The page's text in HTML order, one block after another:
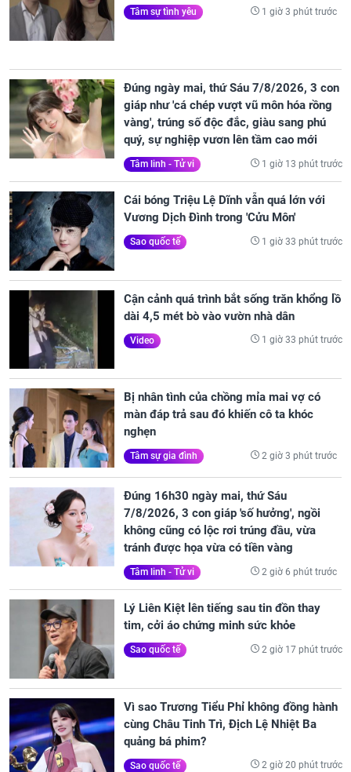
Tâm sự tình yêu 1 giờ 3 phút trước
Đúng ngày mai, thứ Sáu 7/8/2026, 3 con
giáp như 'cá chép vượt vũ môn hóa rồng
vàng', trúng số độc đắc, giàu sang phú
quý, sự nghiệp vươn lên tầm cao mới
Tâm linh - Tử vi 1 giờ 13 phút trước
Cái bóng Triệu Lệ Dĩnh vẫn quá lớn với
Vương Dịch Đình trong 'Cửu Môn'
Sao quốc tế 1 giờ 33 phút trước
Cận cảnh quá trình bắt sống trăn khổng lồ
dài 4,5 mét bò vào vườn nhà dân
Video 1 giờ 33 phút trước
Bị nhân tình của chồng mỉa mai vợ có
màn đáp trả sau đó khiến cô ta khóc
nghẹn
Tâm sự gia đình 2 giờ 3 phút trước
Đúng 16h30 ngày mai, thứ Sáu
7/8/2026, 3 con giáp 'số hưởng', ngồi
không cũng có lộc rơi trúng đầu, vừa
tránh được họa vừa có tiền vàng
Tâm linh - Tử vi 2 giờ 6 phút trước
Lý Liên Kiệt lên tiếng sau tin đồn thay
tim, cởi áo chứng minh sức khỏe
Sao quốc tế 2 giờ 17 phút trước
Vì sao Trương Tiểu Phỉ không đồng hành
cùng Châu Tinh Trì, Địch Lệ Nhiệt Ba
quảng bá phim?
Sao quốc tế 2 giờ 20 phút trước